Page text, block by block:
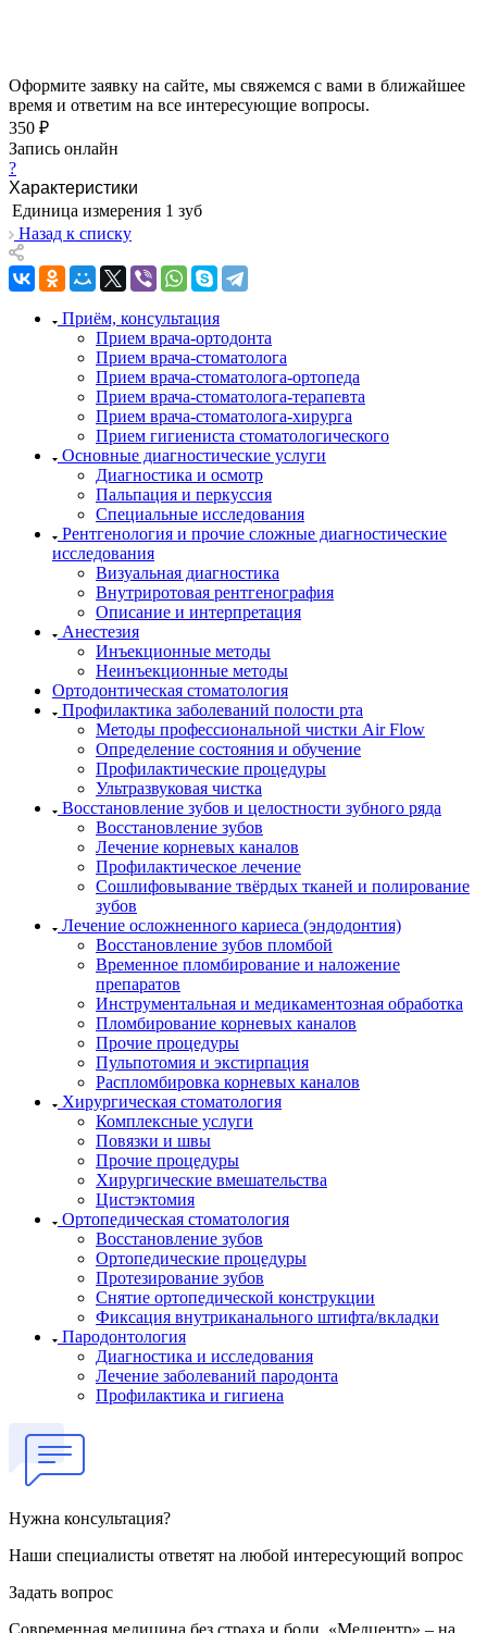
Оформите заявку на сайте, мы свяжемся с вами в ближайшее
время и ответим на все интересующие вопросы.
350 ₽
Запись онлайн
?
Характеристики
Единица измерения 1 зуб
Назад к списку
Приём, консультация
Прием врача-ортодонта
Прием врача-стоматолога
Прием врача-стоматолога-ортопеда
Прием врача-стоматолога-терапевта
Прием врача-стоматолога-хирурга
Прием гигиениста стоматологического
Основные диагностические услуги
Диагностика и осмотр
Пальпация и перкуссия
Специальные исследования
Рентгенология и прочие сложные диагностические
исследования
Визуальная диагностика
Внутриротовая рентгенография
Описание и интерпретация
Анестезия
Инъекционные методы
Неинъекционные методы
Ортодонтическая стоматология
Профилактика заболеваний полости рта
Методы профессиональной чистки Air Flow
Определение состояния и обучение
Профилактические процедуры
Ультразвуковая чистка
Восстановление зубов и целостности зубного ряда
Восстановление зубов
Лечение корневых каналов
Профилактическое лечение
Сошлифовывание твёрдых тканей и полирование
зубов
Лечение осложненного кариеса (эндодонтия)
Восстановление зубов пломбой
Временное пломбирование и наложение
препаратов
Инструментальная и медикаментозная обработка
Пломбирование корневых каналов
Прочие процедуры
Пульпотомия и экстирпация
Распломбировка корневых каналов
Хирургическая стоматология
Комплексные услуги
Повязки и швы
Прочие процедуры
Хирургические вмешательства
Цистэктомия
Ортопедическая стоматология
Восстановление зубов
Ортопедические процедуры
Протезирование зубов
Снятие ортопедической конструкции
Фиксация внутриканального штифта/вкладки
Пародонтология
Диагностика и исследования
Лечение заболеваний пародонта
Профилактика и гигиена
Нужна консультация?
Наши специалисты ответят на любой интересующий вопрос
Задать вопрос
Современная медицина без страха и боли. «Медцентр» – на